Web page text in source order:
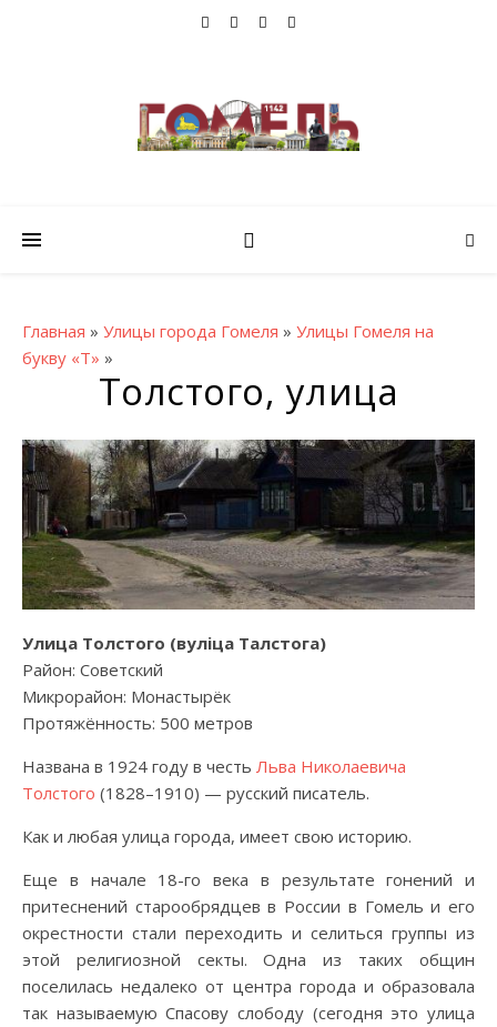
Главная » Улицы города Гомеля » Улицы Гомеля на
букву «Т» »
Толстого, улица
Улица Толстого (вулiца Талстога)
Район: Советский
Микрорайон: Монастырёк
Протяжённость: 500 метров
Названа в 1924 году в честь Льва Николаевича
Толстого (1828–1910) — русский писатель.
Как и любая улица города, имеет свою историю.
Еще в начале 18-го века в результате гонений и
притеснений старообрядцев в России в Гомель и его
окрестности стали переходить и селиться группы из
этой религиозной секты. Одна из таких общин
поселилась недалеко от центра города и образовала
так называемую Спасову слободу (сегодня это улица